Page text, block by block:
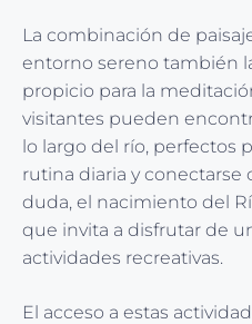
La combinación de
entorno sereno también
propicio para la
visitantes pueden
lo largo del río, perfectos
rutina diaria y conectarse
duda, el nacimiento del
que invita a disfrutar de
actividades recreativas.
El acceso a estas